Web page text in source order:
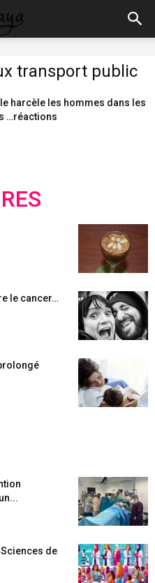
transport public
harcèle les hommes dans les
…réactions
le cancer…
de